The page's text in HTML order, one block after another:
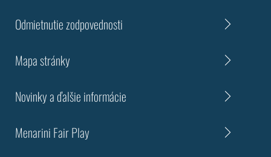
Odmietnutie zodpovednosti
Mapa stránky
Novinky a ďalšie informácie
Menarini Fair Play